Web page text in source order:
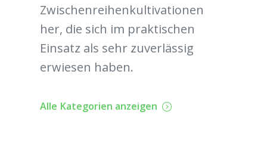
Zwischenreihenkultivationen
her, die sich im praktischen
Einsatz als sehr zuverlässig
erwiesen haben.
Alle Kategorien anzeigen